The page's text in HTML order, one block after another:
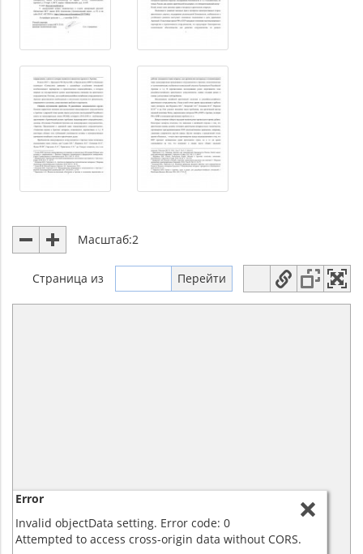
Масштаб:2
Страница из
Error
Invalid objectData setting. Error code: 0
Attempted to access cross-origin data without CORS.